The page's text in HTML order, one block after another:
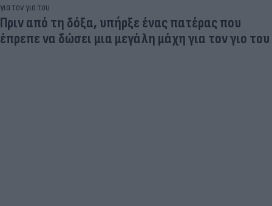
Πριν από τη δόξα, υπήρξε ένας πατέρας που
έπρεπε να δώσει μια μεγάλη μάχη για τον γιο του